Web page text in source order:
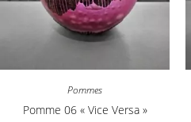
Pommes
Pomme 06 « Vice Versa »